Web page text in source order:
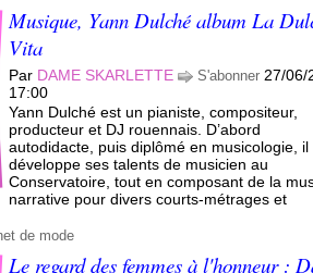
Musique, Yann Dulché album La
Vita
Par DAME SKARLETTE S'abonner 27/06/
17:00
Yann Dulché est un pianiste, compositeur,
producteur et DJ rouennais. D’abord
autodidacte, puis diplômé en musicologie, il
développe ses talents de musicien au
Conservatoire, tout en composant de la
narrative pour divers courts-métrages et
de mode
Le regard des femmes à l'honneur :